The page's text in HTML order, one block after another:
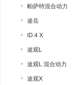
帕萨特混合动力
途岳
ID.4 X
途观L
途观L 混合动力
途观X